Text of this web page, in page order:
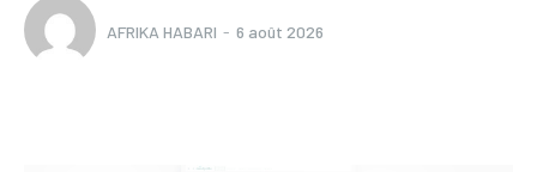
AFRIKA HABARI - 6 août 2026